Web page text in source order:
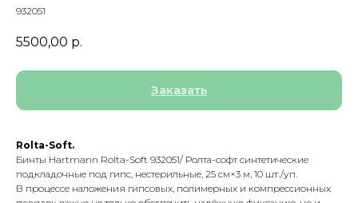
932051
5500,00 р.
Заказать
Rolta-Soft.
Бинты Hartmann Rolta-Soft 932051/ Ролта-софт синтетические
подкладочные под гипс, нестерильные, 25 см×3 м, 10 шт./уп.
В процессе наложения гипсовых, полимерных и компрессионных